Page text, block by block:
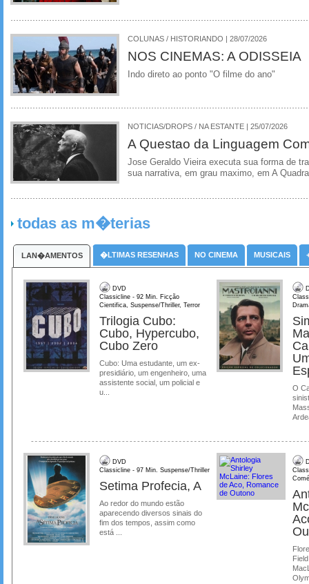
COLUNAS / HISTORIANDO | 28/07/2026
NOS CINEMAS: A ODISSEIA
Indo direto ao ponto "O filme do ano"
NOTICIAS/DROPS / NA ESTANTE | 25/07/2026
A Questao da Linguagem
Jose Geraldo Vieira executa sua forma de
sua narrativa, em grau maximo, em A
todas as m�terias
LAN�AMENTOS �LTIMAS RESENHAS NO CINEMA MUSICAIS
DVD
Classicline - 92 Min. Ficção
Cientifica, Suspense/Thriller, Terror
Trilogia Cubo:
Cubo, Hypercubo,
Cubo Zero
Cubo: Uma estudante, um ex-
presidiário, um engenheiro, uma
assistente social, um policial e
u...
O
DVD
Classicline - 97 Min. Suspense/Thriller
Setima Profecia, A
Ao redor do mundo estão
aparecendo diversos sinais do
fim dos tempos, assim como
está ...